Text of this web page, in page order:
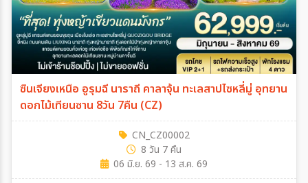
ซินเจียงเหนือ อูรุมฉี นาราถี คาลาจุ้น ทะเลสาปไซหลี่มู่ อุทยาน
ดอกไม้เทียนซาน 8วัน 7คืน (CZ)
CN_CZ00002
8 วัน 7 คืน
06 มิ.ย. 69 - 13 ส.ค. 69